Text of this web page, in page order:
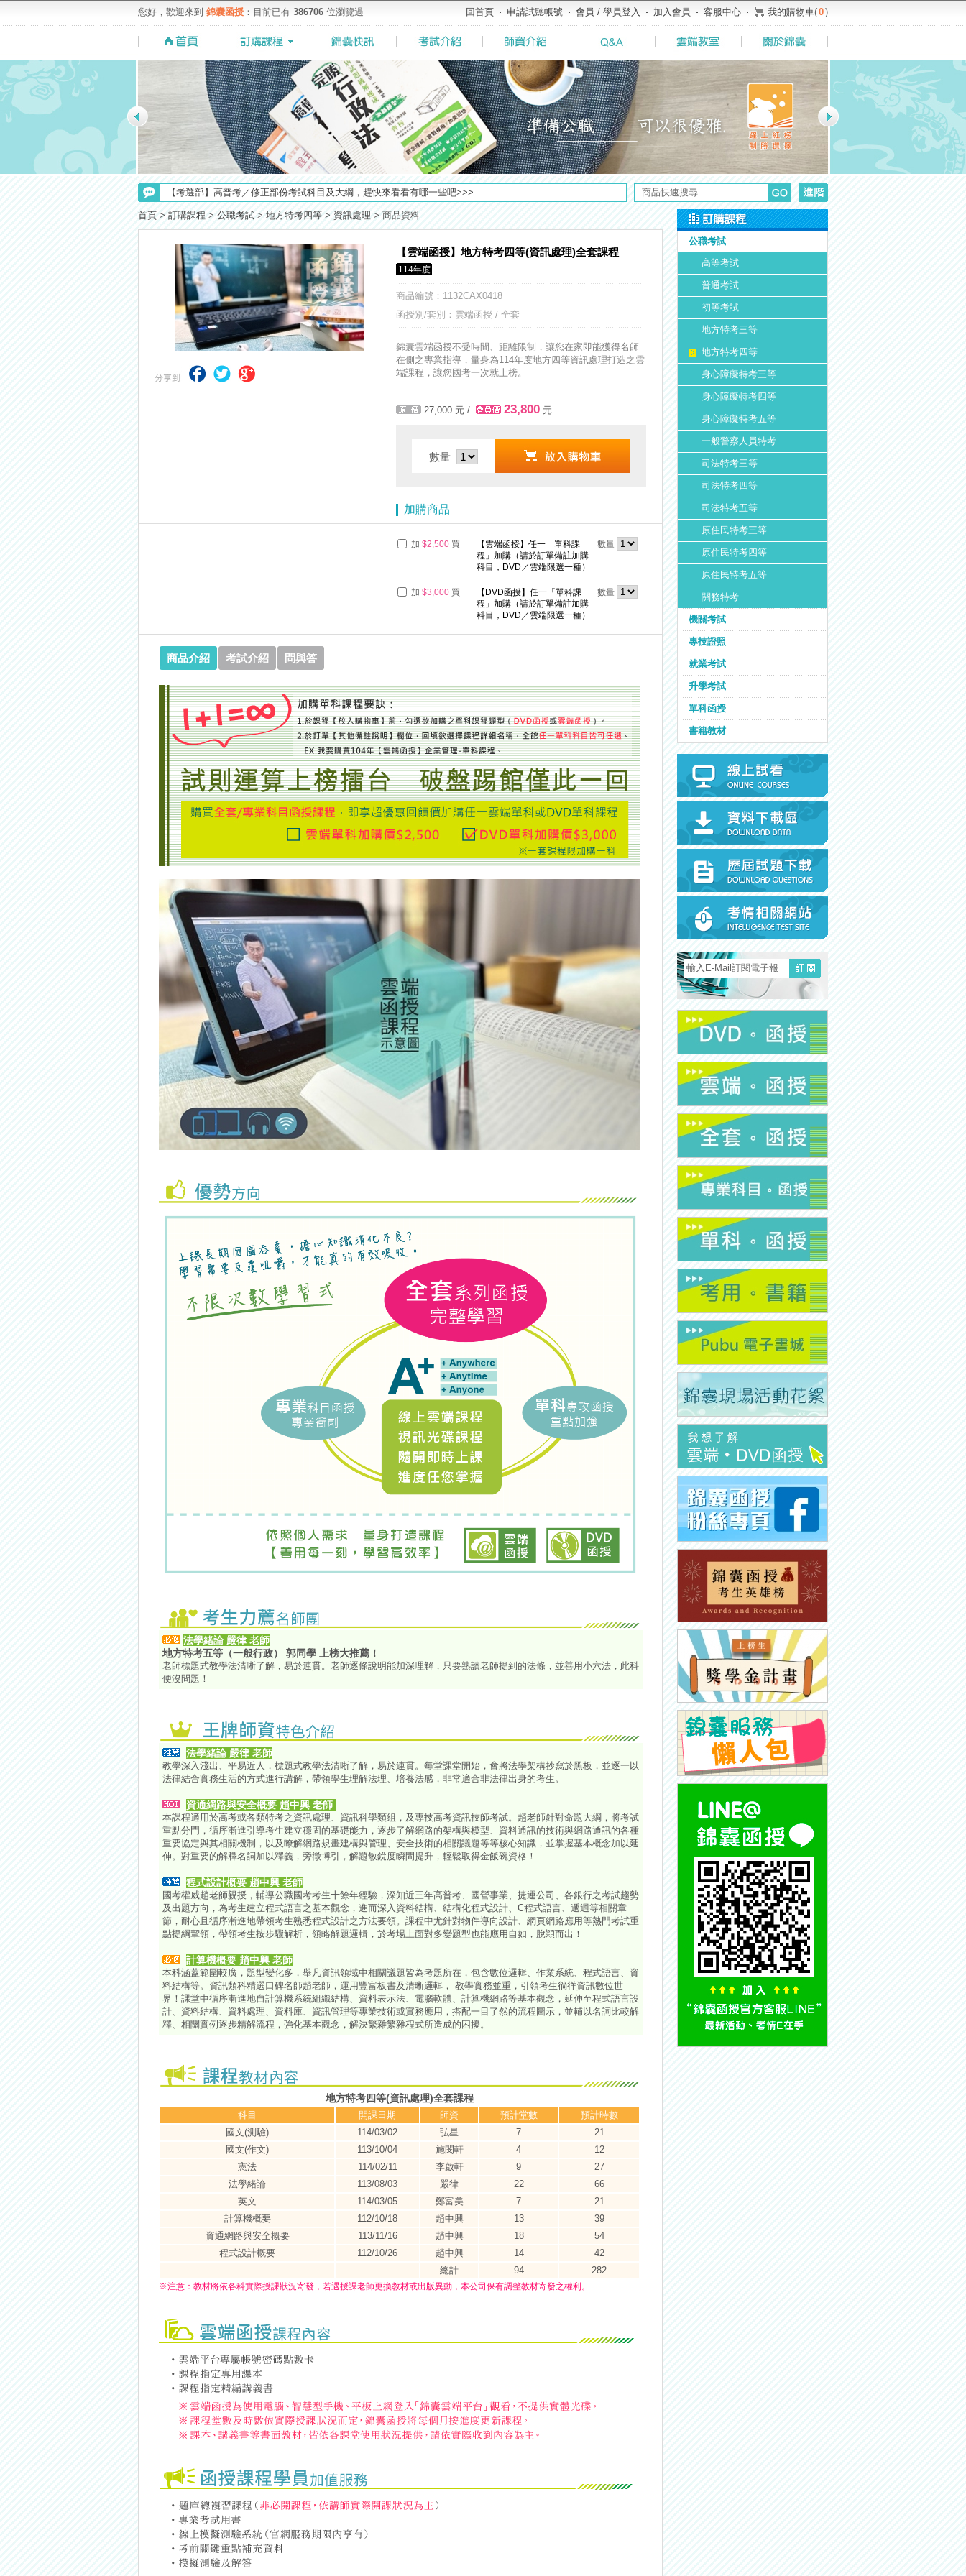
您好，歡迎來到 錦囊函授 ：目前已有 386706 位瀏覽過 回首頁 申請試聽帳號 會員 / 學員登入 加入會員 客服中心 我的購物車(0)
【求職秘技＼(￣O￣)】你對國營事業了解多少呢? 必考國事業的6大理由 ►►好想了解◄◄
【考選部】高普考／修正部份考試科目及大綱，趕快來看看有哪一些吧>>>
【NEW】加入◆錦囊函授Facebook粉絲專頁◆，最新消息、優惠活動不間斷！速點我關注✧•̀.̫•́✧
【上榜生獎學金計畫】恭賀金榜！上榜生獎學金申請辦法與表格下載►►►
【重要】114年度起，雲端函授之課堂教材須知，請點我查看☀☀☀
【注意】112年起高普不考「公文」／高考英文占比提升，快來看看最新資訊吧>>>>
【最新】錦囊函授增加便利商店付款方式，便利到不行！馬上使用►
【考試院】國考證書數位化，112年起全面實施！點我看詳情>>>
【求職秘技＼(￣O￣)】你對國營事業了解多少呢? 必考國事業的6大理由 ►►好想了解◄◄
首頁 > 訂購課程 > 公職考試 > 地方特考四等 > 資訊處理 > 商品資料
【雲端函授】地方特考四等(資訊處理)全套課程
114年度
商品編號 ：1132CAX0418
函授別/套別：雲端函授 / 全套
錦囊雲端函授不受時間、距離限制，讓您在家即能獲得名師
在側之專業指導，量身為114年度地方四等資訊處理打造之雲
端課程，讓您國考一次就上榜。
27,000 元 / 23,800 元
數量
加購商品
加 $2,500 買
【雲端函授】任一「單科課
程」加購（請於訂單備註加購
科目，DVD／雲端限選一種）
數量
加 $3,000 買
【DVD函授】任一「單科課
程」加購（請於訂單備註加購
科目，DVD／雲端限選一種）
數量
商品介紹 考試介紹 問與答
法學緒論 嚴律 老師
地方特考五等（一般行政） 郭同學 上榜大推薦！
老師標題式教學法清晰了解，易於連貫。老師逐條說明能加深理解，只要熟讀老師提到的法條，並善用小六法，此科
便沒問題！
法學緒論 嚴律 老師
教學深入淺出、平易近人，標題式教學法清晰了解，易於連貫。每堂課堂開始，會將法學架構抄寫於黑板，並逐一以
法律結合實務生活的方式進行講解，帶領學生理解法理、培養法感，非常適合非法律出身的考生。
資通網路與安全概要 趙中興 老師
本課程適用於高考或各類特考之資訊處理、資訊科學類組，及專技高考資訊技師考試。趙老師針對命題大綱，將考試
重點分門，循序漸進引導考生建立穩固的基礎能力，逐步了解網路的架構與模型、資料通訊的技術與網路通訊的各種
重要協定與其相關機制，以及瞭解網路規畫建構與管理、安全技術的相關議題等等核心知識，並掌握基本概念加以延
伸。對重要的解釋名詞加以釋義，旁徵博引，解題敏銳度瞬間提升，輕鬆取得金飯碗資格！
程式設計概要 趙中興 老師
國考權威趙老師親授，輔導公職國考考生十餘年經驗，深知近三年高普考、國營事業、捷運公司、各銀行之考試趨勢
及出題方向，為考生建立程式語言之基本觀念，進而深入資料結構、結構化程式設計、C程式語言、遞迴等相關章
節，耐心且循序漸進地帶領考生熟悉程式設計之方法要領。課程中尤針對物件導向設計、網頁網路應用等熱門考試重
點提綱挈領，帶領考生按步驟解析，領略解題邏輯，於考場上面對多變題型也能應用自如，脫穎而出！
計算機概要 趙中興 老師
本科涵蓋範圍較廣，題型變化多，舉凡資訊領域中相關議題皆為考題所在，包含數位邏輯、作業系統、程式語言、資
料結構等。資訊類科精選口碑名師趙老師，運用豐富板書及清晰邏輯， 教學實務並重，引領考生徜徉資訊數位世
界！課堂中循序漸進地自計算機系統組織結構、資料表示法、電腦軟體、計算機網路等基本觀念，延伸至程式語言設
計、資料結構、資料處理、資料庫、資訊管理等專業技術或實務應用，搭配一目了然的流程圖示，並輔以名詞比較解
釋、相關實例逐步精解流程，強化基本觀念，解決繁雜繁雜程式所造成的困擾。
地方特考四等(資訊處理)全套課程
科目 開課日期 師資 預計堂數
預計時數
國文(測驗)
114/03/02 弘星 7
21
國文(作文)
113/10/04 施閔軒 4
12
憲法
114/02/11 李啟軒 9
27
法學緒論
113/08/03 嚴律 22
66
英文
114/03/05 鄭富美 7
21
計算機概要
112/10/18 趙中興 13
39
資通網路與安全概要
113/11/16 趙中興 18
54
程式設計概要
112/10/26 趙中興 14
42
總計
94 282
※注意： 教材將依各科實際授課狀況寄發，若遇授課老師更換教材或出版異動，本公司保有調整教材寄發之權利。
公職考試
高等考試
普通考試
初等考試
地方特考三等
地方特考四等
身心障礙特考三等
身心障礙特考四等
身心障礙特考五等
一般警察人員特考
司法特考三等
司法特考四等
司法特考五等
原住民特考三等
原住民特考四等
原住民特考五等
關務特考
機關考試
專技證照
就業考試
升學考試
單科函授
書籍教材